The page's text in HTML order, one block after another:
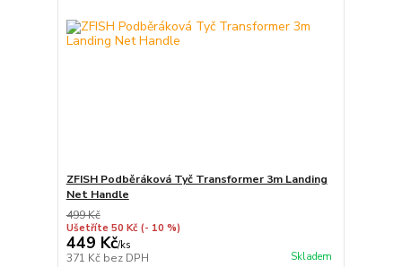
ZFISH Podběráková Tyč Transformer 3m Landing
Net Handle
499 Kč
Ušetříte 50 Kč (- 10 %)
449 Kč/ks
371 Kč bez DPH Skladem